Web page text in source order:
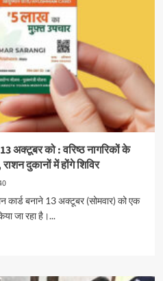
अक्टूबर को : वरिष्ठ नागरिकों के
दुकानों में होंगे शिविर
बनाने 13 अक्टूबर (सोमवार) को एक
जा रहा है।...